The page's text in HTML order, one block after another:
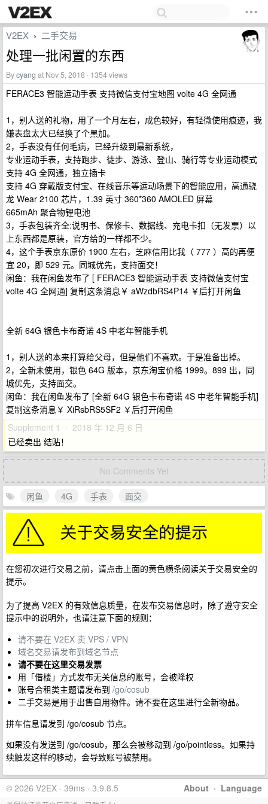
V2EX › 二手交易
处理一批闲置的东西
Bycyang at Nov 5, 2018 · 1354 views
FERACE3 智能运动手表 支持微信支付宝地图 volte 4G 全网通
1，别人送的礼物，用了一个月左右，成色较好，有轻微使用痕迹，我
嫌表盘太大已经换了个黑加。
2，手表没有任何毛病，已经升级到最新系统，
专业运动手表，支持跑步、徒步、游泳、登山、骑行等专业运动模式
支持 4G 全网通，独立插卡
支持 4G 穿戴版支付宝、在线音乐等运动场景下的智能应用，高通骁
龙 Wear 2100 芯片，1.39 英寸 360*360 AMOLED 屏幕
665mAh 聚合物锂电池
3，手表包装齐全:说明书、保修卡、数据线、充电卡扣（无发票）以
上东西都是原装，官方给的一样都不少。
4，这个手表京东原价 1900 左右，芝麻信用比我（ 777 ）高的再便
宜 20，即 529 元。同城优先，支持面交！
闲鱼：我在闲鱼发布了 [ FERACE3 智能运动手表 支持微信支付宝
volte 4G 全网通] 复制这条消息￥ aWzdbRS4P14 ￥后打开闲鱼
全新 64G 银色卡布奇诺 4S 中老年智能手机
1，别人送的本来打算给父母，但是他们不喜欢。于是准备出掉。
2，全新未使用，银色 64G 版本，京东淘宝价格 1999。899 出，同
城优先，支持面交。
闲鱼：我在闲鱼发布了 [全新 64G 银色卡布奇诺 4S 中老年智能手机]
复制这条消息￥ XiRsbRS5SF2 ￥后打开闲鱼
Supplement 1 · 2018 年 12 月 6 日
已经卖出 结贴！
No Comments Yet
闲鱼 4G 手表 面交
在您初次进行交易之前，请点击上面的黄色横条阅读关于交易安全的
提示。
为了提高 V2EX 的有效信息质量，在发布交易信息时，除了遵守安全
提示中的说明外，也请注意下面的规则：
请不要在 V2EX 卖 VPS / VPN
域名交易请发布到域名节点
请不要在这里交易发票
用「借楼」方式发布无关信息的账号，会被降权
账号合租类主题请发布到 /go/cosub
二手交易是用于出售自用物件。请不要在这里进行全新物品。
拼车信息请发到 /go/cosub 节点。
如果没有发送到 /go/cosub，那么会被移动到 /go/pointless。如果持
续触发这样的移动，会导致账号被禁用。
About · Language
© 2026 V2EX · 39ms · 3.9.8.5